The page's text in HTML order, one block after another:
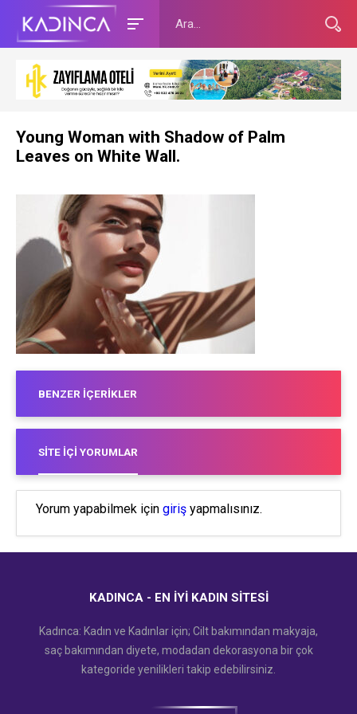
Young Woman with Shadow of Palm
Leaves on White Wall.
BENZER İÇERIKLER
SITE İÇI YORUMLAR
Yorum yapabilmek için giriş yapmalısınız.
KADINCA - EN İYI KADIN SITESI
Kadınca: Kadın ve Kadınlar için; Cilt bakımından makyaja,
saç bakımından diyete, modadan dekorasyona bir çok
kategoride yenilikleri takip edebilirsiniz.